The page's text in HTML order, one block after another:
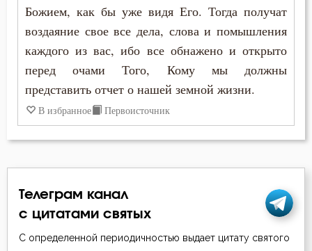
Богоугождение
Болезнь
Борьба
Воздаяние
Воздержание
Епифаний Кипрский
Игнатий Брянчанинов
Иларион Оптинский (Пономарёв)
Иоанн Дамаскин
Иоанн Златоуст
Иоанн Кронштадтский
Иосиф Оптинский (Литовкин)
Божием, как бы уже видя Его. Тогда получат
воздаяние свое все дела, слова и помышления
каждого из вас, ибо все обнажено и открыто
перед очами Того, Кому мы должны
представить отчет о нашей земной жизни.
В избранное Первоисточник
Телеграм канал
с цитатами святых
С определенной периодичностью выдает цитату святого